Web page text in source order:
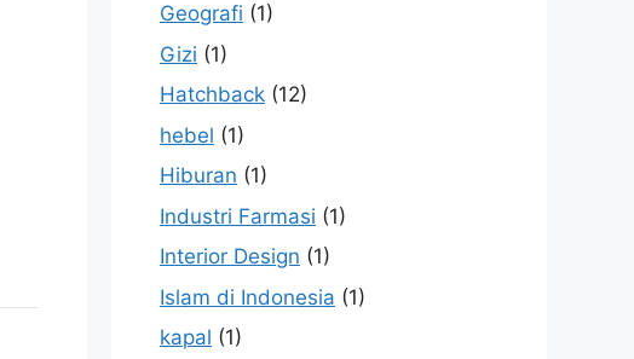
Geografi (1)
Gizi (1)
Hatchback (12)
hebel (1)
Hiburan (1)
Industri Farmasi (1)
Interior Design (1)
Islam di Indonesia (1)
kapal (1)